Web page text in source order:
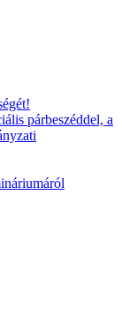
párbeszéddel, a